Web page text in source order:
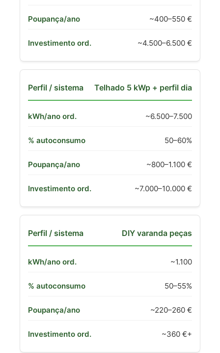
~400–550 €
~4.500–6.500 €
Telhado 5 kWp + perfil dia
~6.500–7.500
50–60%
~800–1.100 €
~7.000–10.000 €
DIY varanda peças
~1.100
50–55%
~220–260 €
~360 €+